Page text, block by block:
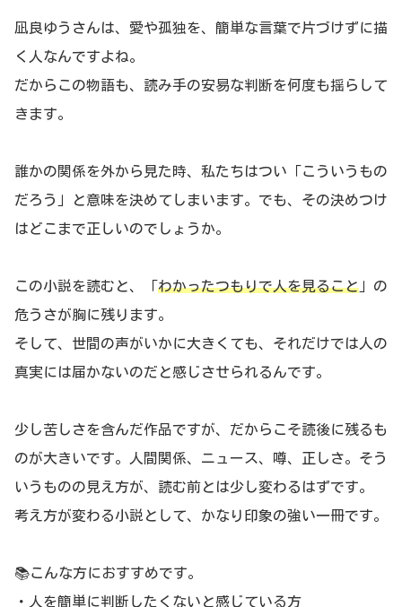
凪良ゆうさんは、愛や孤独を、簡単な言葉で片づけずに描
く人なんですよね。
だからこの物語も、読み手の安易な判断を何度も揺らして
きます。
誰かの関係を外から見た時、私たちはつい「こういうもの
だろう」と意味を決めてしまいます。でも、その決めつけ
はどこまで正しいのでしょうか。
この小説を読むと、「わかったつもりで人を見ること 」の
危うさが胸に残ります。
そして、世間の声がいかに大きくても、それだけでは人の
真実には届かないのだと感じさせられるんです。
少し苦しさを含んだ作品ですが、だからこそ読後に残るも
のが大きいです。人間関係、ニュース、噂、正しさ。そう
いうものの見え方が、読む前とは少し変わるはずです。
考え方が変わる小説として、かなり印象の強い一冊です。
📚こんな方におすすめです。
・人を簡単に判断したくないと感じている方